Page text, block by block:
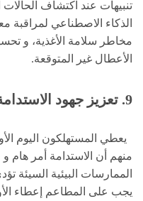
تنبيهات عند اكتشاف
الذكاء الاصطناعي لمراقبة
مخاطر سلامة الأغذية، و
الأعطال غير المتوقعة.
9. تعزيز جهود
الممارسات البيئية السيئة
يجب على المطاعم إعطاء